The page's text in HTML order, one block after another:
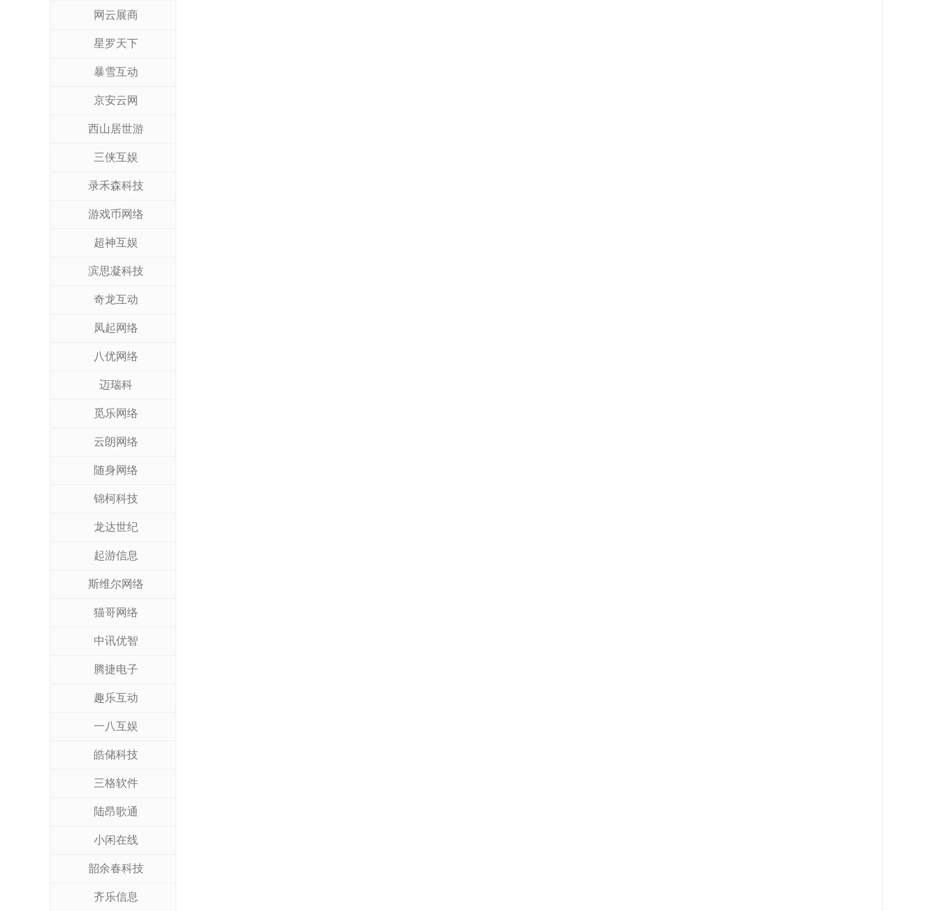
网云展商
星罗天下
暴雪互动
京安云网
西山居世游
三侠互娱
录禾森科技
游戏币网络
超神互娱
滨思凝科技
奇龙互动
凤起网络
八优网络
迈瑞科
觅乐网络
云朗网络
随身网络
锦柯科技
龙达世纪
起游信息
斯维尔网络
猫哥网络
中讯优智
腾捷电子
趣乐互动
一八互娱
皓储科技
三格软件
陆昂歌通
小闲在线
韶余春科技
齐乐信息